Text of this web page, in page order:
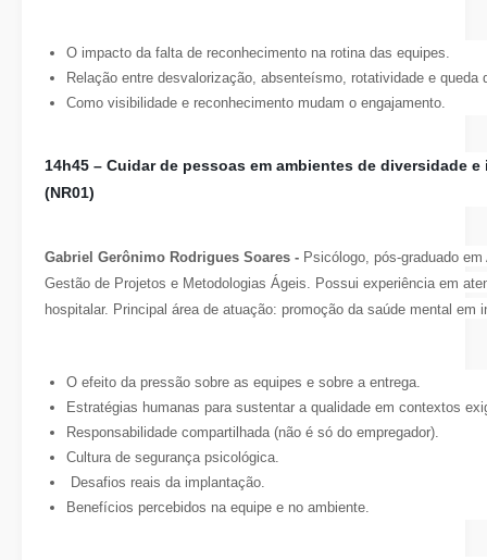
O impacto da falta de reconhecimento na rotina das equipes.
Relação entre desvalorização, absenteísmo, rotatividade e queda
Como visibilidade e reconhecimento mudam o engajamento.
14h45 – Cuidar de pessoas em ambientes de diversidade
(NR01)
Gabriel Gerônimo Rodrigues Soares - Psicólogo, pós-graduado
Gestão de Projetos e Metodologias Ágeis. Possui experiência em
hospitalar. Principal área de atuação: promoção da saúde mental em
O efeito da pressão sobre as equipes e sobre a entrega.
Estratégias humanas para sustentar a qualidade em contextos
Responsabilidade compartilhada (não é só do empregador).
Cultura de segurança psicológica.
Desafios reais da implantação.
Benefícios percebidos na equipe e no ambiente.